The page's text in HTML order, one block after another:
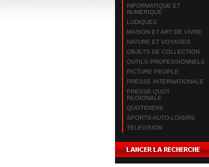
INFORMATIQUE ET
NUMERIQUE
LUDIQUES
MAISON ET ART DE VIVRE
NATURE ET VOYAGES
OBJETS DE COLLECTION
OUTILS PROFESSIONNELS
PICTURE PEOPLE
PRESSE INTERNATIONALE
PRESSE QUOT
REGIONALE
QUOTIDIENS
SPORTS-AUTO-LOISIRS
TELEVISION